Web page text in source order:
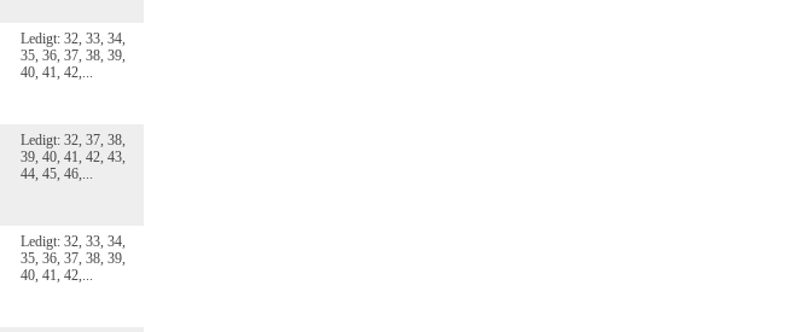
Ledigt: 32, 33, 34,
35, 36, 37, 38, 39,
40, 41, 42,...
Ledigt: 32, 37, 38,
39, 40, 41, 42, 43,
44, 45, 46,...
Ledigt: 32, 33, 34,
35, 36, 37, 38, 39,
40, 41, 42,...